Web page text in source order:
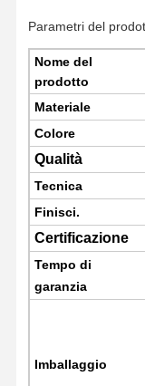
Catena di
Pad per scarpe
Regolatore della
Traccia Bulloni
Attachment per
Bottile per
Denti di secchio
Dozer di taglio
Pressa per
Parametri del
Nome del
prodotto
Materiale
Colore
Qualità
Tecnica
Finisci.
Certificazione
Tempo di
garanzia
Imballaggio